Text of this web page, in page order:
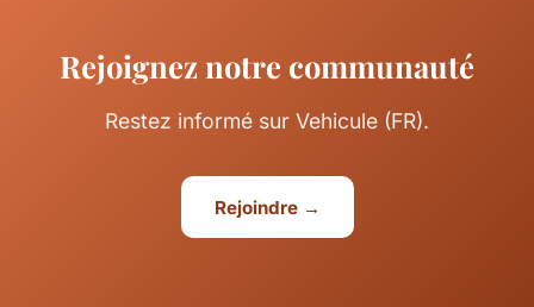
Rejoignez notre communauté
Restez informé sur Vehicule (FR).
Rejoindre →